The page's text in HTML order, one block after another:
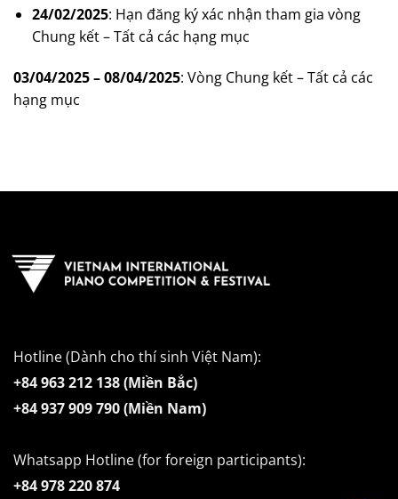
24/02/2025: Hạn đăng ký xác nhận tham gia vòng
Chung kết – Tất cả các hạng mục
03/04/2025 – 08/04/2025: Vòng Chung kết – Tất cả các
hạng mục
Hotline (Dành cho thí sinh Việt Nam):
+84 963 212 138 (Miền Bắc)
+84 937 909 790 (Miền Nam)
Whatsapp Hotline (for foreign participants):
+84 978 220 874